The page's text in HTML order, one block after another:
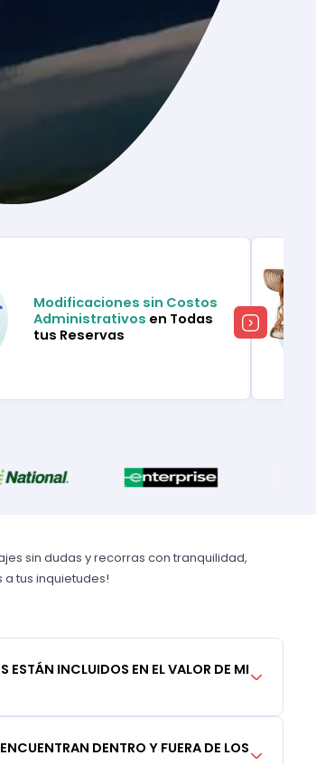
Modificaciones sin Costos
Administrativos en Todas
tus Reservas
sin dudas y recorras con tranquilidad,
tus inquietudes!
ESTÁN INCLUIDOS EN EL VALOR DE MI
DENTRO Y FUERA DE LOS